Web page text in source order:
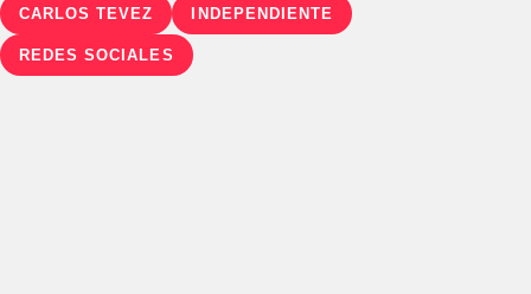
CARLOS TEVEZ INDEPENDIENTE
REDES SOCIALES